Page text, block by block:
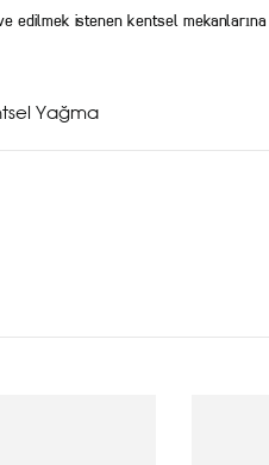
edilmek istenen kentsel
Yağma